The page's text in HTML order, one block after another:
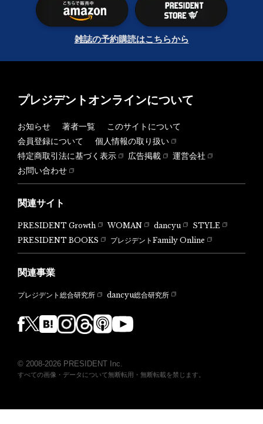
雑誌の予約購読はこちらから
プレジデントオンラインについて
お知らせ 著者一覧
このサイトについて
会員登録について
個人情報の取り扱い
特定商取引法に基づく表示
広告掲載
運営会社
お問い合わせ
関連サイト
PRESIDENT Growth WOMAN dancyu
STYLE
PRESIDENT BOOKS
プレジデントFamily Online
関連事業
プレジデント総合研究所 dancyu総合研究所
© 2008-2026 PRESIDENT Inc.
すべての画像・データについて無断転用・無断転載を禁じます。